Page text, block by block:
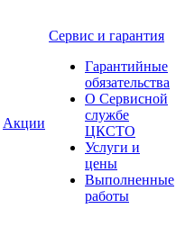
Акции
Сервис и гарантия
Гарантийные
обязательства
О Сервисной
службе
ЦКСТО
Услуги и
цены
Выполненные
работы